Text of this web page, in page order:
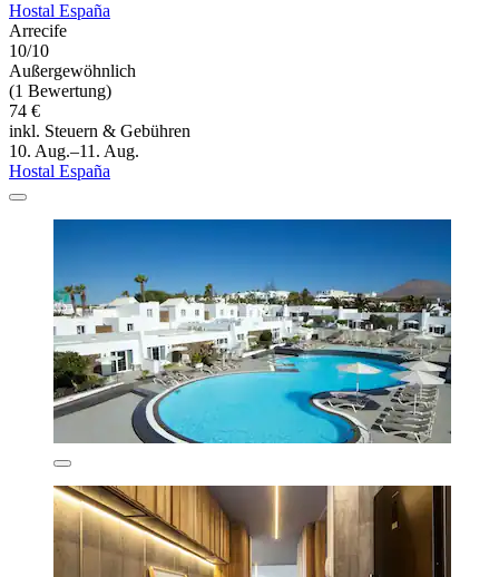
Hostal España
Arrecife
10/10
Außergewöhnlich
(1 Bewertung)
74 €
inkl. Steuern & Gebühren
10. Aug.–11. Aug.
Hostal España